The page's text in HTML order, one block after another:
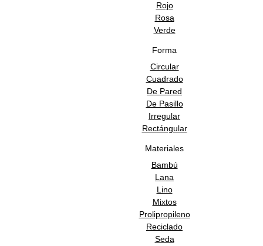
Rojo
Rosa
Verde
Forma
Circular
Cuadrado
De Pared
De Pasillo
Irregular
Rectángular
Materiales
Bambú
Lana
Lino
Mixtos
Prolipropileno
Reciclado
Seda